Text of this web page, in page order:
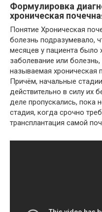
Формулировка
хроническая
Понятие Хроническая
болезнь подразумевало,
месяцев у пациента было
заболевание или
называемая хроническая
Причём, начальные
действительно в силу их
деле пропускались, пока
стадия, когда срочно
трансплантация самой